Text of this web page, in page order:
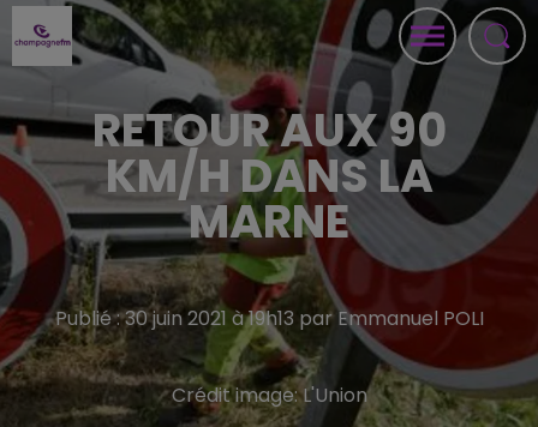
RETOUR AUX 90
KM/H DANS LA
MARNE
Publié : 30 juin 2021 à 19h13 par Emmanuel POLI
Crédit image:L'Union